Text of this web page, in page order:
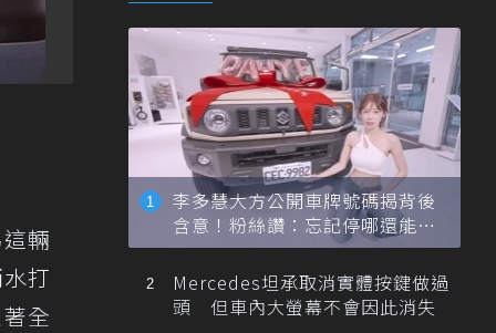
輛
打
全
李多慧大方公開車牌號碼揭背後
含意！粉絲讚：忘記停哪還能幫
忙找車
Mercedes坦承取消實體按鍵做過
頭 但車內大螢幕不會因此消失